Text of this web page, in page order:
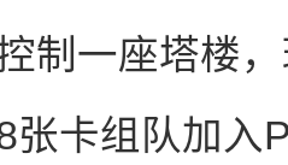
制一座塔楼
张卡组队加入